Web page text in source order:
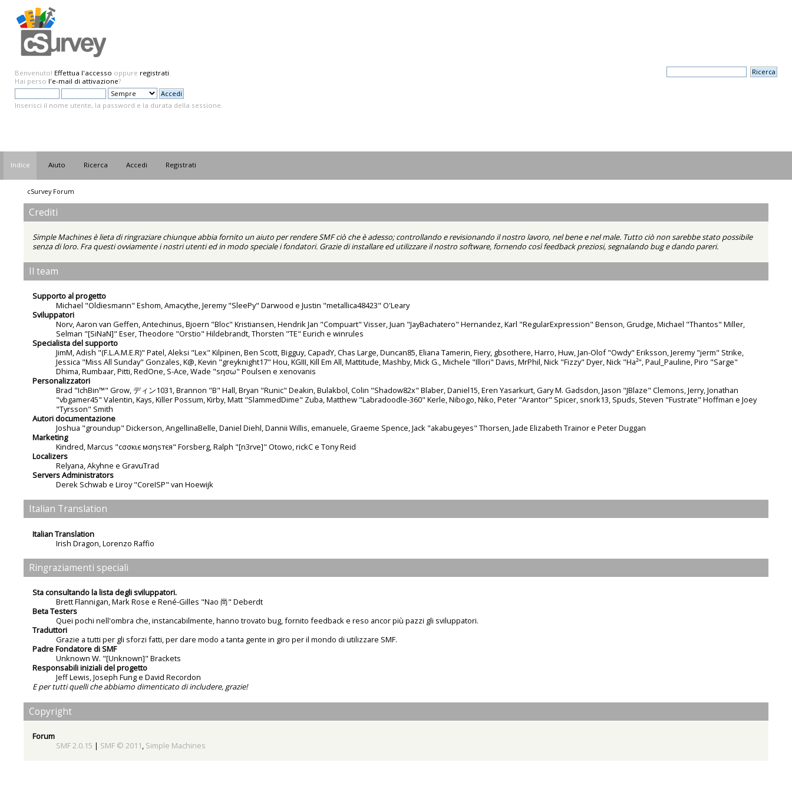
Benvenuto! Effettua l'accesso oppure registrati.
Hai perso l'e-mail di attivazione?
Inserisci il nome utente, la password e la durata della sessione.
Indice Aiuto Ricerca Accedi Registrati
cSurvey Forum
Crediti
Simple Machines è lieta di ringraziare chiunque abbia fornito un aiuto per rendere SMF ciò che è adesso; controllando e revisionando il nostro lavoro, nel bene e nel male. Tutto ciò non sarebbe stato possibile
senza di loro. Fra questi ovviamente i nostri utenti ed in modo speciale i fondatori. Grazie di installare ed utilizzare il nostro software, fornendo così feedback preziosi, segnalando bug e dando pareri.
Il team
Supporto al progetto
Michael "Oldiesmann" Eshom, Amacythe, Jeremy "SleePy" Darwood e Justin "metallica48423" O'Leary
Sviluppatori
Norv, Aaron van Geffen, Antechinus, Bjoern "Bloc" Kristiansen, Hendrik Jan "Compuart" Visser, Juan "JayBachatero" Hernandez, Karl "RegularExpression" Benson, Grudge, Michael "Thantos" Miller,
Selman "[SiNaN]" Eser, Theodore "Orstio" Hildebrandt, Thorsten "TE" Eurich e winrules
Specialista del supporto
JimM, Adish "(F.L.A.M.E.R)" Patel, Aleksi "Lex" Kilpinen, Ben Scott, Bigguy, CapadY, Chas Large, Duncan85, Eliana Tamerin, Fiery, gbsothere, Harro, Huw, Jan-Olof "Owdy" Eriksson, Jeremy "jerm" Strike,
Jessica "Miss All Sunday" Gonzales, K@, Kevin "greyknight17" Hou, KGIII, Kill Em All, Mattitude, Mashby, Mick G., Michele "Illori" Davis, MrPhil, Nick "Fizzy" Dyer, Nick "Ha²", Paul_Pauline, Piro "Sarge"
Dhima, Rumbaar, Pitti, RedOne, S-Ace, Wade "sησω" Poulsen e xenovanis
Personalizzatori
Brad "IchBin™" Grow, ディン1031, Brannon "B" Hall, Bryan "Runic" Deakin, Bulakbol, Colin "Shadow82x" Blaber, Daniel15, Eren Yasarkurt, Gary M. Gadsdon, Jason "JBlaze" Clemons, Jerry, Jonathan
"vbgamer45" Valentin, Kays, Killer Possum, Kirby, Matt "SlammedDime" Zuba, Matthew "Labradoodle-360" Kerle, Nibogo, Niko, Peter "Arantor" Spicer, snork13, Spuds, Steven "Fustrate" Hoffman e Joey
"Tyrsson" Smith
Autori documentazione
Joshua "groundup" Dickerson, AngellinaBelle, Daniel Diehl, Dannii Willis, emanuele, Graeme Spence, Jack "akabugeyes" Thorsen, Jade Elizabeth Trainor e Peter Duggan
Marketing
Kindred, Marcus "cσσкιє мσηѕтєя" Forsberg, Ralph "[n3rve]" Otowo, rickC e Tony Reid
Localizers
Relyana, Akyhne e GravuTrad
Servers Administrators
Derek Schwab e Liroy "CoreISP" van Hoewijk
Italian Translation
Italian Translation
Irish Dragon,Lorenzo Raffio
Ringraziamenti speciali
Sta consultando la lista degli sviluppatori.
Brett Flannigan, Mark Rose e René-Gilles "Nao 尚" Deberdt
Beta Testers
Quei pochi nell'ombra che, instancabilmente, hanno trovato bug, fornito feedback e reso ancor più pazzi gli sviluppatori.
Traduttori
Grazie a tutti per gli sforzi fatti, per dare modo a tanta gente in giro per il mondo di utilizzare SMF.
Padre Fondatore di SMF
Unknown W. "[Unknown]" Brackets
Responsabili iniziali del progetto
Jeff Lewis, Joseph Fung e David Recordon
E per tutti quelli che abbiamo dimenticato di includere, grazie!
Copyright
Forum
SMF 2.0.15 | SMF © 2011, Simple Machines